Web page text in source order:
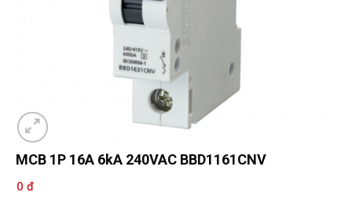
MCB 1P 16A 6kA 240VAC BBD1161CNV
0 đ